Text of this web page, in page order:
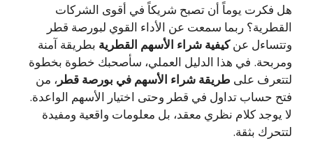
هل فكرت يوماً أن تصبح شريكاً في أقوى الشركات
القطرية؟ ربما سمعت عن الأداء القوي لبورصة قطر
وتتساءل عنكيفية شراء الأسهم القطرية بطريقة آمنة
ومربحة. في هذا الدليل العملي، سأصحبك خطوة بخطوة
لتتعرف على طريقة شراء الأسهم في بورصة قطر ، من
فتح حساب تداول في قطر وحتى اختيار الأسهم الواعدة.
لا يوجد كلام نظري معقد، بل معلومات واقعية ومفيدة
لتتحرك بثقة.